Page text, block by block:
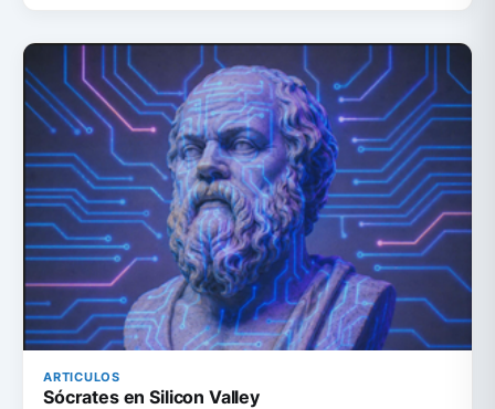
ARTICULOS
Sócrates en Silicon Valley